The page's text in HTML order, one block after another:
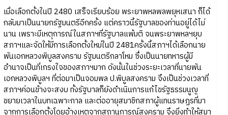
เมื่อเลือกตั้งในปี 2480 เสร็จเรียบร้อย พระยาพหลพลพยุหเสนา ก็ได้
กลับมาเป็นนายกรัฐมนตรีอีกครั้ง แต่คราวนี้รัฐบาลของท่านอยู่ได้ไม่
นาน เพราะมีเหตุการณ์ในสภาฯที่รัฐบาลแพ้มติ จนพระยาพหลฯยุบ
สภาฯและจัดให้มีการเลือกตั้งใหม่ในปี 2481ครั้งนี้สภาฯได้เลือกนาย
พันเอกหลวงพิบูลสงคราม รัฐมนตรีกลาโหม ซึ่งเป็นนายทหารผู้มี
อำนาจเป็นที่เกรงใจของสภาฯมาก ดังนั้นในช่วงระยะเวลาที่นายพัน
เอกหลวงพิบูลฯ ที่ต่อมาเป็นจอมพล ป.พิบูลสงคราม จึงเป็นช่วงเวลาที่
สภาฯค่อนข้างจะสงบ ทั้งรัฐบาลก็ยังดำเนินการแก้ไขรัฐธรรมนูญ
ขยายเวลาในบทเฉพาะกาล และต่ออายุสมาชิกสภาผู้แทนราษฎรที่มา
จากการเลือกตั้งโดยอ้างเหตุจากสถานการณ์สงคราม จึงยิ่งทำให้สมา